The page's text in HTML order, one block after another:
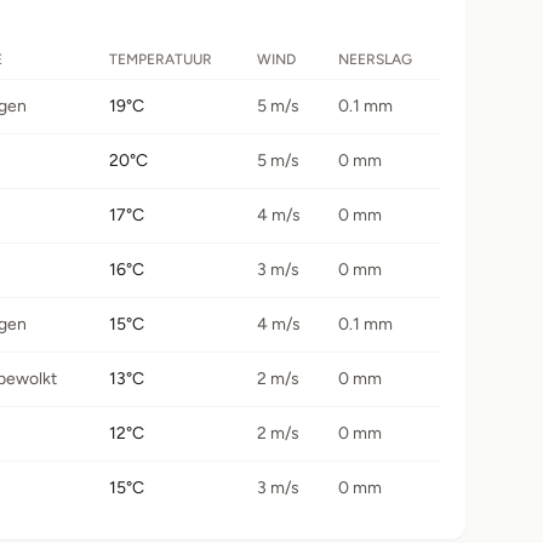
TEMPERATUUR WIND NEERSLAG
19°C 5 m/s 0.1 mm
20°C 5 m/s 0 mm
17°C 4 m/s 0 mm
16°C 3 m/s 0 mm
15°C 4 m/s 0.1 mm
13°C 2 m/s 0 mm
12°C 2 m/s 0 mm
15°C 3 m/s 0 mm